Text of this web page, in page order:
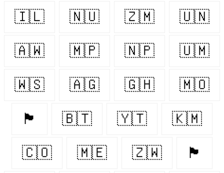
🇮🇱 🇳🇺 🇿🇲 🇺🇳
🇦🇼 🇲🇵 🇳🇵 🇺🇲
🇼🇸 🇦🇬 🇬🇭 🇲🇴
🏴󠁧󠁢󠁥󠁮󠁧󠁿 🇧🇹 🇾🇹 🇰🇲
🇨🇴 🇲🇪 🇿🇼 🏴󠁧󠁢󠁳󠁣󠁴󠁿